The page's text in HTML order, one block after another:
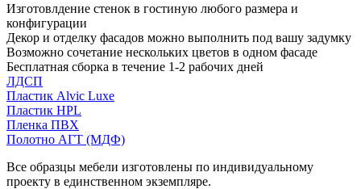
Изготовлдение стенок в гостиную любого размера и
конфигурации
Декор и отделку фасадов можно выполнить под вашу задумку
Возможно сочетание нескольких цветов в одном фасаде
Бесплатная сборка в течение 1-2 рабочих дней
ЛДСП
Пластик Alvic Luxe
Пластик HPL
Пленка ПВХ
Полотно АГТ (МДФ)
Все образцы мебели изготовлены по индивидуальному
проекту в единственном экземпляре.